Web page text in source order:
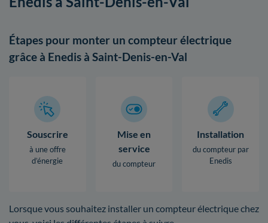
Étapes pour monter un compteur électrique
grâce à Enedis à Saint-Denis-en-Val
Souscrire
à une offre
d’énergie
Mise en
service
du compteur
Installation
du compteur par
Enedis
Lorsque vous souhaitez installer un compteur électrique chez